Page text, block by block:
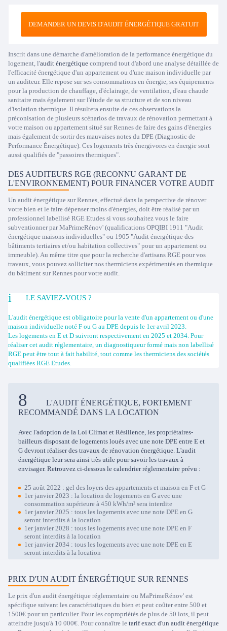
DEMANDER UN DEVIS D'AUDIT ÉNERGÉTIQUE GRATUIT
Inscrit dans une démarche d'amélioration de la performance énergétique du
logement, l'audit énergétique comprend tout d'abord une analyse détaillée de
l'efficacité énergétique d'un appartement ou d'une maison individuelle par
un auditeur. Elle repose sur ses consommations en énergie, ses équipements
pour la production de chauffage, d'éclairage, de ventilation, d'eau chaude
sanitaire mais également sur l'étude de sa structure et de son niveau
d'isolation thermique. Il résultera ensuite de ces observations la
préconisation de plusieurs scénarios de travaux de rénovation permettant à
votre maison ou appartement situé sur Rennes de faire des gains d'énergies
mais également de sortir des mauvaises notes du DPE (Diagnostic de
Performance Énergétique). Ces logements très énergivores en énergie sont
aussi qualifiés de "passoires thermiques".
DES AUDITEURS RGE (RECONNU GARANT DE
L'ENVIRONNEMENT) POUR FINANCER VOTRE AUDIT
Un audit énergétique sur Rennes, effectué dans la perspective de rénover
votre bien et le faire dépenser moins d'énergies, doit être réalisé par un
professionnel labellisé RGE Etudes si vous souhaitez vous le faire
subventionner par MaPrimeRénov' (qualifications OPQIBI 1911 "Audit
énergétique maisons individuelles" ou 1905 "Audit énergétique des
bâtiments tertiaires et/ou habitation collectives" pour un appartement ou
immeuble). Au même titre que pour la recherche d'artisans RGE pour vos
travaux, vous pouvez solliciter nos thermiciens expérimentés en thermique
du bâtiment sur Rennes pour votre audit.
LE SAVIEZ-VOUS ?
L'audit énergétique est obligatoire pour la vente d'un appartement ou d'une
maison individuelle noté F ou G au DPE depuis le 1er avril 2023.
Les logements en E et D suivront respectivement en 2025 et 2034. Pour
réaliser cet audit réglementaire, un diagnostiqueur formé mais non labellisé
RGE peut être tout à fait habilité, tout comme les thermiciens des sociétés
qualifiées RGE Etudes.
L'AUDIT ÉNERGÉTIQUE, FORTEMENT
RECOMMANDÉ DANS LA LOCATION
Avec l'adoption de la Loi Climat et Résilience, les propriétaires-
bailleurs disposant de logements loués avec une note DPE entre E et
G devront réaliser des travaux de rénovation énergétique. L'audit
énergétique leur sera ainsi très utile pour savoir les travaux à
envisager. Retrouvez ci-dessous le calendrier réglementaire prévu :
25 août 2022 : gel des loyers des appartements et maison en F et G
1er janvier 2023 : la location de logements en G avec une
consommation supérieure à 450 kWh/m² sera interdite
1er janvier 2025 : tous les logements avec une note DPE en G
seront interdits à la location
1er janvier 2028 : tous les logements avec une note DPE en F
seront interdits à la location
1er janvier 2034 : tous les logements avec une note DPE en E
seront interdits à la location
PRIX D'UN AUDIT ÉNERGÉTIQUE SUR RENNES
Le prix d'un audit énergétique réglementaire ou MaPrimeRénov' est
spécifique suivant les caractéristiques du bien et peut coûter entre 500 et
1500€ pour un particulier. Pour les copropriétés de plus de 50 lots, il peut
atteindre jusqu'à 10 000€. Pour connaître le tarif exact d'un audit énergétique